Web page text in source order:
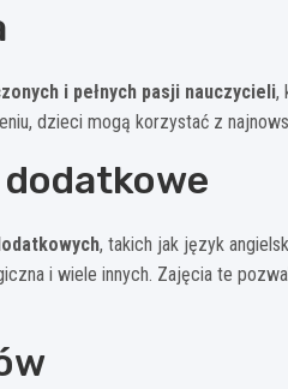
i pełnych pasji nauczycieli,
dzieci mogą korzystać z
, takich jak język
i wiele innych. Zajęcia te